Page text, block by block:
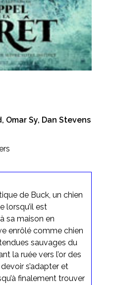
Omar Sy, Dan Stevens
de Buck, un chien
lorsqu’il est
sa maison en
enrôlé comme chien
sauvages du
la ruée vers l’or des
s’adapter et
finalement trouver